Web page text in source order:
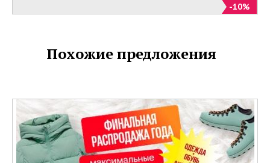
-10%
Похожие предложения